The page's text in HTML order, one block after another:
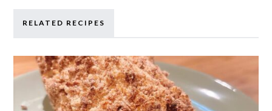
RELATED RECIPES